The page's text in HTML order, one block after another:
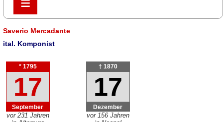
Saverio Mercadante
ital. Komponist
* 1795
17
September
vor 231 Jahren
† 1870
17
Dezember
vor 156 Jahren